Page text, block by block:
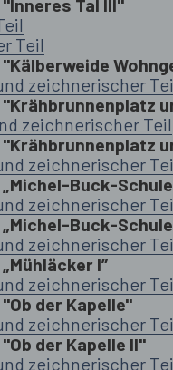
Teil
zeichnerischer
zeichnerischer Teil
zeichnerischer
Buck-
zeichnerischer
Buck-
zeichnerischer
I”
zeichnerischer
der Kapelle"
zeichnerischer
der Kapelle II"
zeichnerischer